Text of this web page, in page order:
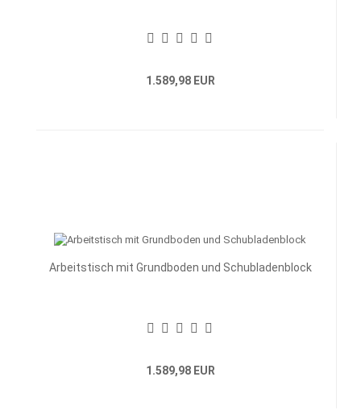
1.589,98 EUR
Arbeitstisch mit Grundboden und Schubladenblock
1.589,98 EUR